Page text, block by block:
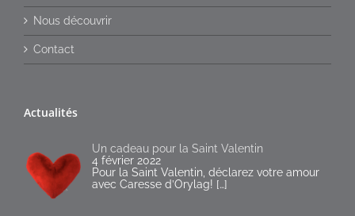
Nous découvrir
Contact
Actualités
Un cadeau pour la Saint Valentin
4 février 2022
Pour la Saint Valentin, déclarez votre amour
avec Caresse d’Orylag! […]